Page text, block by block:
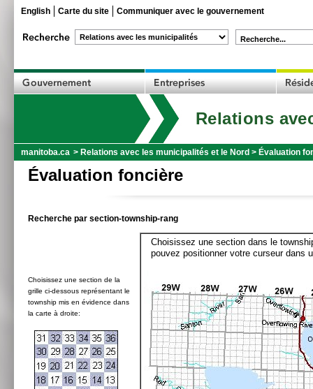
English Carte du site Communiquer avec le gouvernement
Recherche...
Relations
manitoba.ca > Relations avec les municipalités et le Nord > Évaluation
Évaluation foncière
Recherche par section-township-rang
Choisissez une section de la
grille ci-dessous représentant le
township mis en évidence dans
la carte à droite:
Choisissez une section dans le
pouvez positionner votre curseur dans